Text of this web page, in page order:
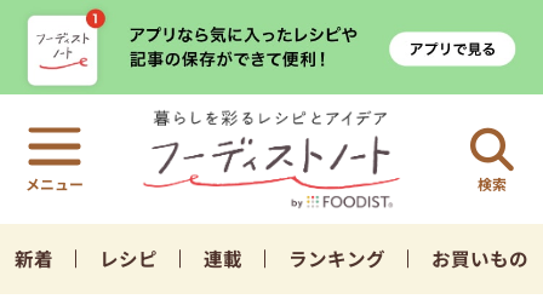
検索
新着 レシピ 連載 ランキング お買いもの